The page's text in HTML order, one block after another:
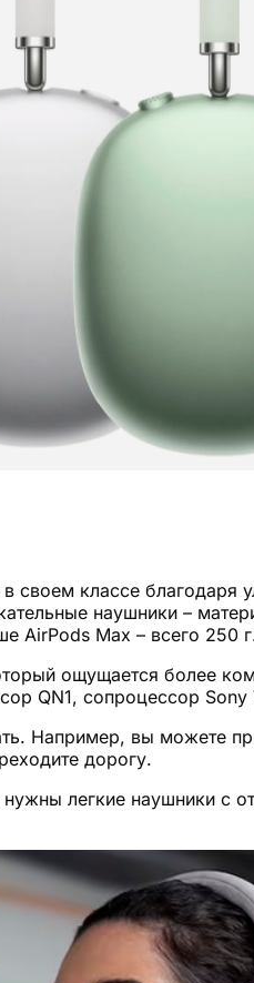
в своем классе
наушники –
AirPods Max – всего 250
ощущается более
QN1, сопроцессор
Например, вы можете
дорогу.
легкие наушники с